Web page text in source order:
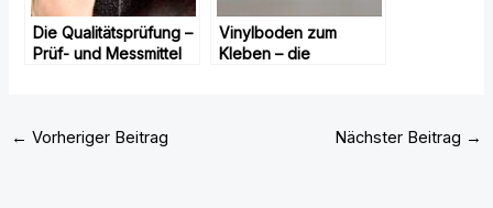
Die Qualitätsprüfung –
Prüf- und Messmittel
Vinylboden zum
Kleben – die
← Vorheriger Beitrag Nächster Beitrag →